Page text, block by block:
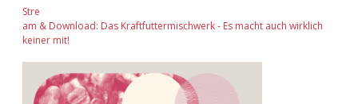
Stre
am & Download: Das Kraftfuttermischwerk - Es macht auch wirklich
keiner mit!